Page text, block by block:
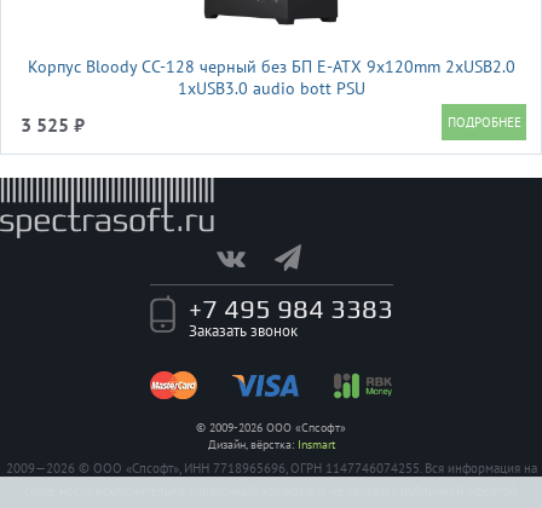
Корпус Bloody CC-128 черный без БП E-ATX 9x120mm 2xUSB2.0
1xUSB3.0 audio bott PSU
3 525 ₽
+7 495 984 3383
Заказать звонок
© 2009-2026 ООО «Спсофт»
Дизайн, вёрстка: Insmart
2009—2026 © ООО «Спсофт», ИНН 7718965696, ОГРН 1147746074255. Вся информация на